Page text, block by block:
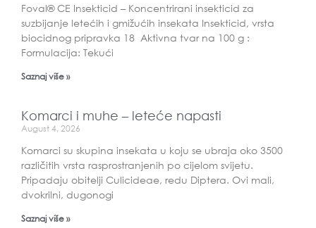
Foval® CE Insekticid – Koncentrirani insekticid za
suzbijanje letećih i gmižućih insekata Insekticid, vrsta
biocidnog pripravka 18 Aktivna tvar na 100 g :
Formulacija: Tekući
Saznaj više »
Komarci i muhe – leteće napasti
August 4, 2026
Komarci su skupina insekata u koju se ubraja oko 3500
različitih vrsta rasprostranjenih po cijelom svijetu.
Pripadaju obitelji Culicideae, redu Diptera. Ovi mali,
dvokrilni, dugonogi
Saznaj više »